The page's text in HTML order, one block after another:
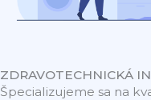
ZDRAVOTECHNICKÁ
Špecializujeme sa na